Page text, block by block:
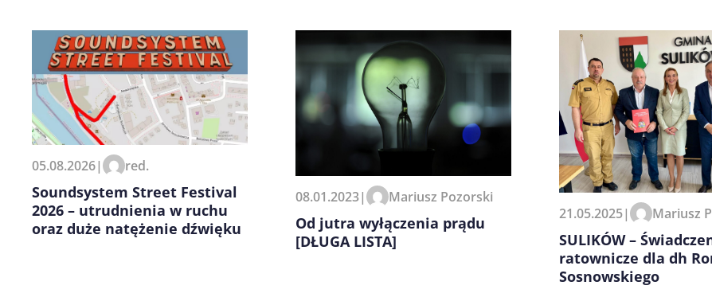
Zapamiętaj moje dane w tej przeglądarce podczas pisania
kolejnych komentarzy.
05.08.2026| red.
Soundsystem Street Festival
2026 – utrudnienia w ruchu
oraz duże natężenie dźwięku
08.01.2023| Mariusz Pozorski
Od jutra wyłączenia prądu
[DŁUGA LISTA]
21.05.2025| Mariusz
SULIKÓW –
ratownicze dla dh
Sosnowskiego